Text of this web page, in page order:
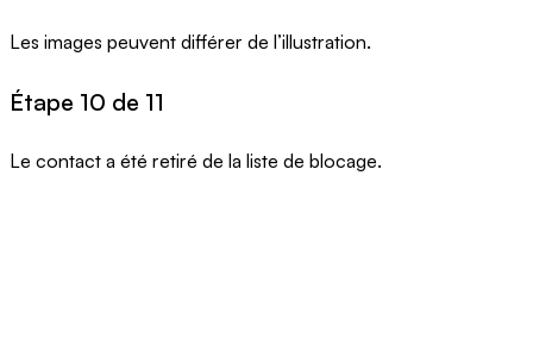
Les images peuvent différer de l’illustration.
Étape 10 de 11
Le contact a été retiré de la liste de blocage.